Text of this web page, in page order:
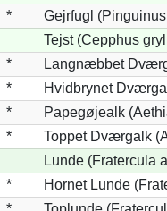
*
Gejrfugl
Tejst (Cepphus
*
Langnæbbet
*
Hvidbrynet
*
Papegøjealk
*
Toppet Dværgalk
Lunde (Fratercula
*
Hornet Lunde